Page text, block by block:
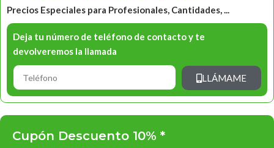
Precios Especiales para Profesionales, Cantidades, ...
Deja tu número de teléfono de contacto y te
devolveremos la llamada
LLÁMAME
Cupón Descuento 10% *